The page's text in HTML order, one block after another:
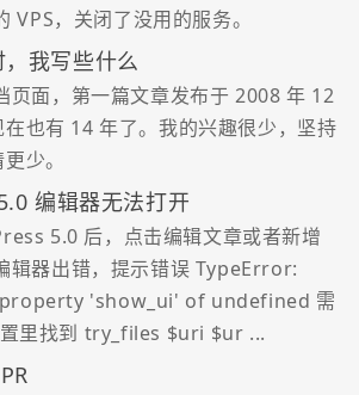
VPS，关闭了没用的服务。
我写些什么
页面，第一篇文章发布于 2008 年 12
也有 14 年了。我的兴趣很少，坚持
少。
编辑器无法打开
5.0 后，点击编辑文章或者新增
辑器出错，提示错误 TypeError:
'show_ui' of undefined 需
里找到 try_files $uri $ur ...